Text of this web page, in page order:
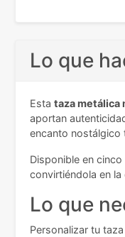
Lo que
Esta taza metálica
aportan
encanto nostálgico
Disponible en
convirtiéndola en
Lo que
Personalizar tu